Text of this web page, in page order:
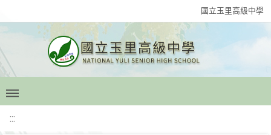
國立玉里高級中學
:::